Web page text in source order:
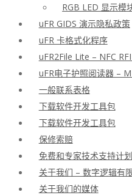
RGB LED 显示模
uFR GIDS 演示隐私政策
uFR 卡格式化程序
uFR2File Lite – NFC
uFR电子护照阅读器 –
一般联系表格
下载软件开发工具包
下载软件开发工具包
保修索赔
免费和专家技术支持计划
关于我们 – 数字逻辑有
关于我们的媒体